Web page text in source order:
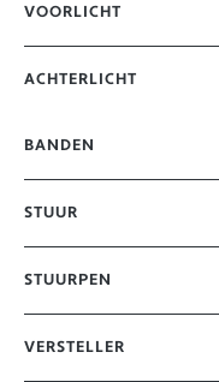
VOORLICHT
ACHTERLICHT
BANDEN
STUUR
STUURPEN
VERSTELLER